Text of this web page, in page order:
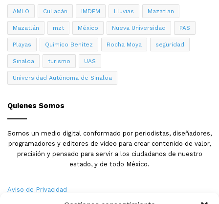
AMLO Culiacán IMDEM Lluvias Mazatlan
Mazatlán mzt México Nueva Universidad PAS
Playas Quimico Benitez Rocha Moya seguridad
Sinaloa turismo UAS
Universidad Autónoma de Sinaloa
Quienes Somos
Somos un medio digital conformado por periodistas, diseñadores,
programadores y editores de video para crear contenido de valor,
precisión y pensado para servir a los ciudadanos de nuestro
estado, y de todo México.
Aviso de Privacidad